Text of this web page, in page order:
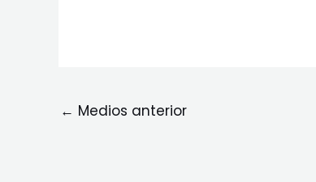
← Medios anterior